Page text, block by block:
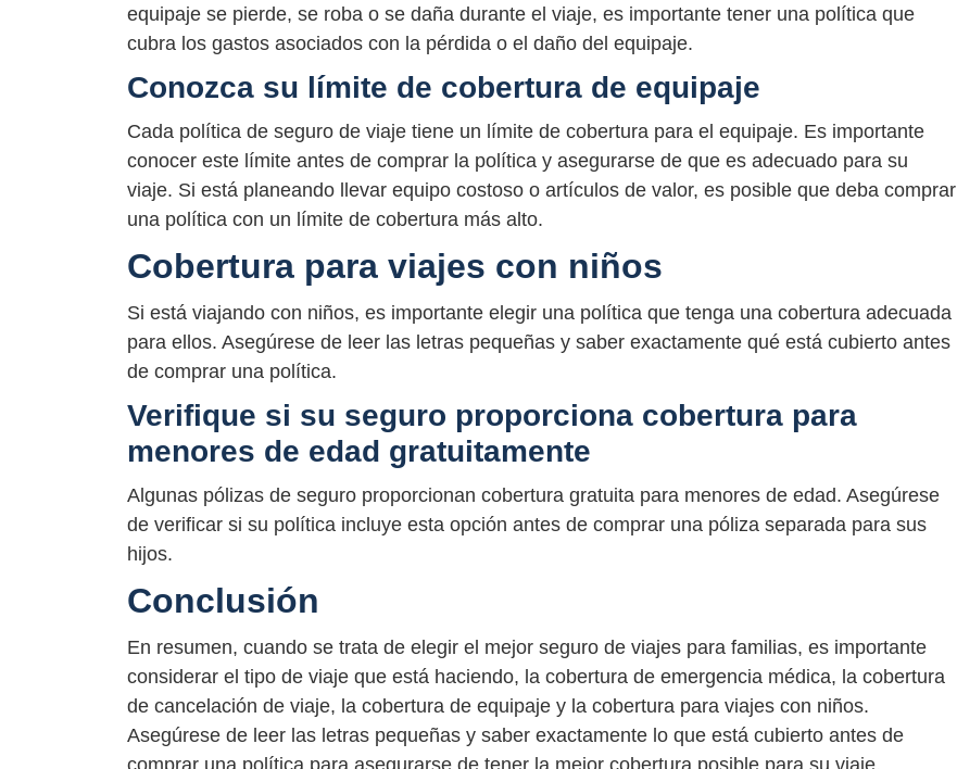
equipaje se pierde, se roba o se daña durante el viaje, es importante tener una política que
cubra los gastos asociados con la pérdida o el daño del equipaje.
Conozca su límite de cobertura de equipaje
Cada política de seguro de viaje tiene un límite de cobertura para el equipaje. Es importante
conocer este límite antes de comprar la política y asegurarse de que es adecuado para su
viaje. Si está planeando llevar equipo costoso o artículos de valor, es posible que deba comprar
una política con un límite de cobertura más alto.
Cobertura para viajes con niños
Si está viajando con niños, es importante elegir una política que tenga una cobertura adecuada
para ellos. Asegúrese de leer las letras pequeñas y saber exactamente qué está cubierto antes
de comprar una política.
Verifique si su seguro proporciona cobertura para
menores de edad gratuitamente
Algunas pólizas de seguro proporcionan cobertura gratuita para menores de edad. Asegúrese
de verificar si su política incluye esta opción antes de comprar una póliza separada para sus
hijos.
Conclusión
En resumen, cuando se trata de elegir el mejor seguro de viajes para familias, es importante
considerar el tipo de viaje que está haciendo, la cobertura de emergencia médica, la cobertura
de cancelación de viaje, la cobertura de equipaje y la cobertura para viajes con niños.
Asegúrese de leer las letras pequeñas y saber exactamente lo que está cubierto antes de